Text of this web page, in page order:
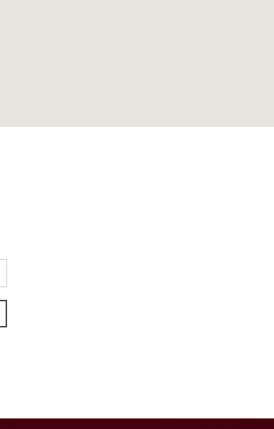
und akzeptiere diese.